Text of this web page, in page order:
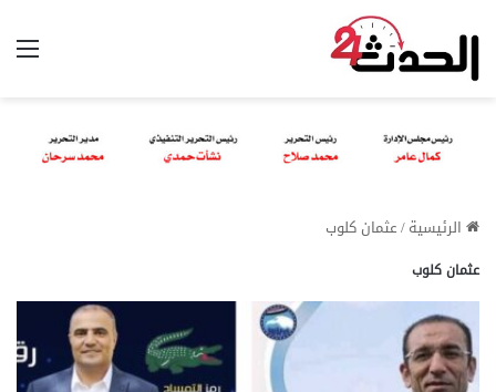
الرئيسية/عثمان كلوب
عثمان كلوب